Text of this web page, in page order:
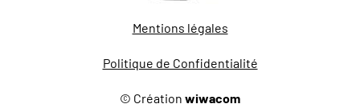
Mentions légales
Politique de Confidentialité
© Création wiwacom